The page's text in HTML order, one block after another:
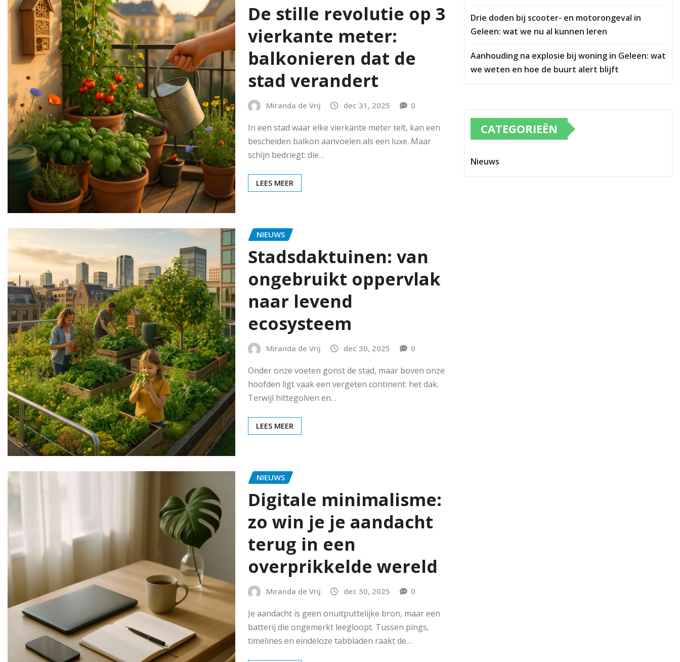
De stille revolutie op 3
vierkante meter:
balkonieren dat de
stad verandert
Miranda de Vrij dec 31, 2025 0
In een stad waar elke vierkante meter telt, kan een
bescheiden balkon aanvoelen als een luxe. Maar
schijn bedriegt: die…
LEES MEER
NIEUWS
Stadsdaktuinen: van
ongebruikt oppervlak
naar levend
ecosysteem
Miranda de Vrij dec 30, 2025 0
Onder onze voeten gonst de stad, maar boven onze
hoofden ligt vaak een vergeten continent: het dak.
Terwijl hittegolven en…
LEES MEER
NIEUWS
Digitale minimalisme:
zo win je je aandacht
terug in een
overprikkelde wereld
Miranda de Vrij dec 30, 2025 0
Je aandacht is geen onuitputtelijke bron, maar een
batterij die ongemerkt leegloopt. Tussen pings,
timelines en eindeloze tabbladen raakt de…
Drie doden bij scooter- en motorongeval in
Geleen: wat we nu al kunnen leren
Aanhouding na explosie bij woning in Geleen: wat
we weten en hoe de buurt alert blijft
CATEGORIEËN
Nieuws